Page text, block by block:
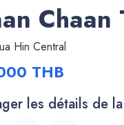
Hin Central
THB
les détails de